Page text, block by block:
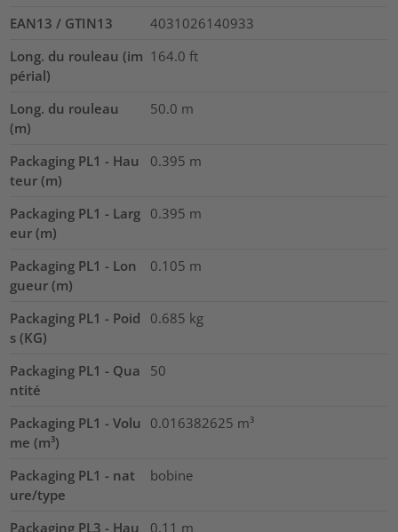
EAN13 / GTIN13
4031026140933
Long. du rouleau (im
périal)
164.0 ft
Long. du rouleau
(m)
50.0 m
Packaging PL1 - Hau
teur (m)
0.395 m
Packaging PL1 - Larg
eur (m)
0.395 m
Packaging PL1 - Lon
gueur (m)
0.105 m
Packaging PL1 - Poid
s (KG)
0.685 kg
Packaging PL1 - Qua
ntité
50
Packaging PL1 - Volu
me (m³)
0.016382625 m³
Packaging PL1 - nat
ure/type
bobine
Packaging PL3 - Hau
0.11 m